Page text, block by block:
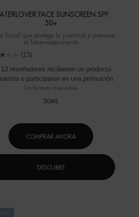
FACE SUNSCREEN SPF
50+
facial que protege la juventud y previene
el fotoenvejecimiento
(13)
reseñadores recibieron un producto
o participaron en una promoción
Un formato disponible
50ML
COMPRAR AHORA
DESCUBRE